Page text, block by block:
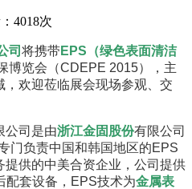
4018次
司 将携带EPS（绿色表面清洁
博览会（CDEPE 2015），主
欢迎莅临展会现场参观、交
司是由浙江金固股份有限公司
门负责中国和韩国地区的EPS
供的中美合资企业，公司提供
配套设备，EPS技术为金属表